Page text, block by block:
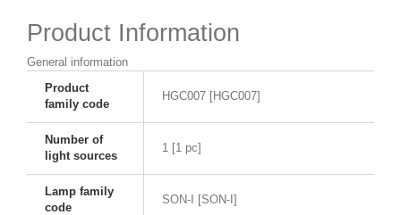
Product Information
General information
Product
family code
HGC007 [HGC007]
Number of
light sources
1 [1 pc]
Lamp family
code
SON-I [SON-I]